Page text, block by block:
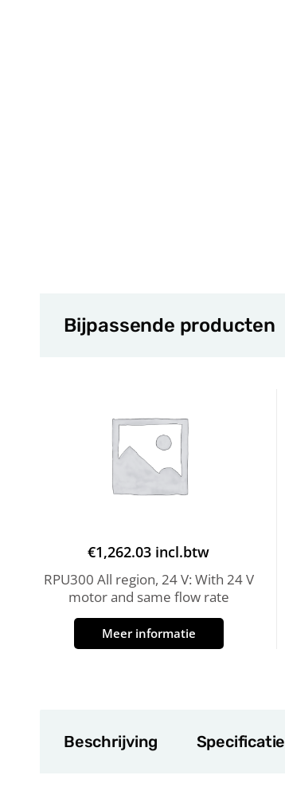
Bijpassende producten
€1,262.03 incl.btw
RPU300 All region, 24 V: With 24 V
motor and same flow rate
Meer informatie
Beschrijving Specificatie